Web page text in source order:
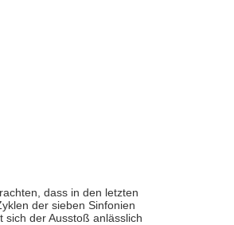
dass in den letzten
der sieben Sinfonien
sich der Ausstoß anlässlich